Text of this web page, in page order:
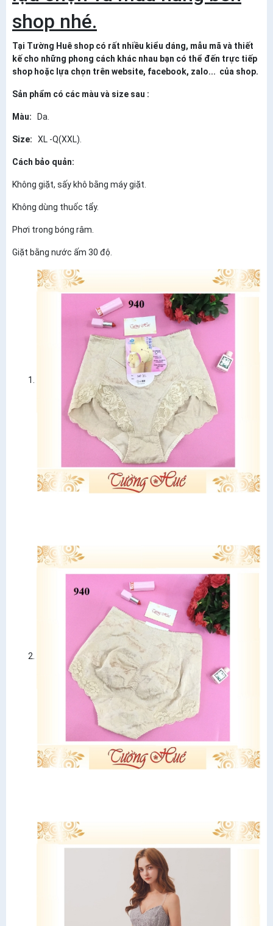
shop nhé.
Tại Tường Huê shop có rất nhiều kiểu dáng, mẫu mã và thiết
kế cho những phong cách khác nhau bạn có thể đến trực tiếp
shop hoặc lựa chọn trên website, facebook, zalo... của shop.
Sản phẩm có các màu và size sau :
Màu: Da.
Size: XL -Q(XXL).
Cách bảo quản:
Không giặt, sấy khô bằng máy giặt.
Không dùng thuốc tẩy.
Phơi trong bóng râm.
Giặt bằng nước ấm 30 độ.